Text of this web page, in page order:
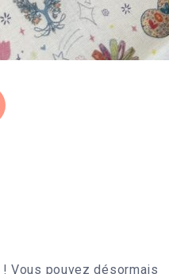
Vous pouvez désormais